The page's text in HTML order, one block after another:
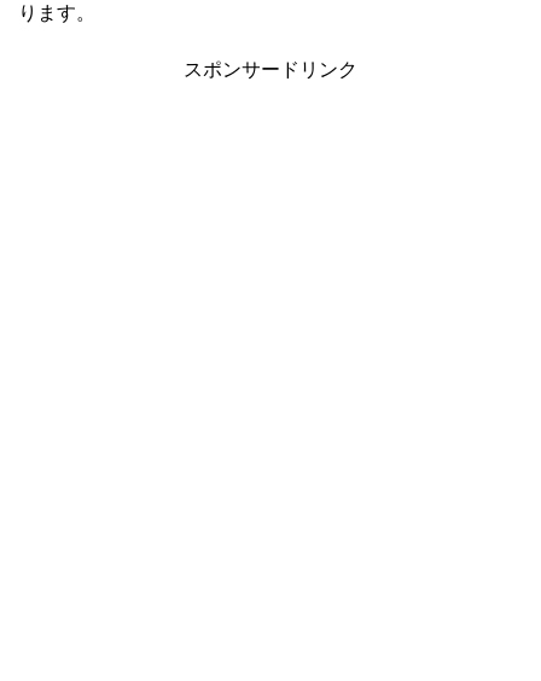
ります。
スポンサードリンク